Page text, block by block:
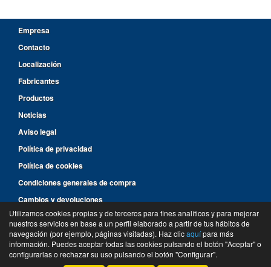
Empresa
Contacto
Localización
Fabricantes
Productos
Noticias
Aviso legal
Política de privacidad
Política de cookies
Condiciones generales de compra
Cambios y devoluciones
96 287 14 46
©Suministros y Recambios Rimar- 2026 -Tienda online de recambios de Gira
Utilizamos cookies propias y de terceros para fines analíticos y para mejorar
nuestros servicios en base a un perfil elaborado a partir de tus hábitos de
navegación (por ejemplo, páginas visitadas). Haz clicaquípara más
información. Puedes aceptar todas las cookies pulsando el botón "Aceptar" o
configurarlas o rechazar su uso pulsando el botón "Configurar".